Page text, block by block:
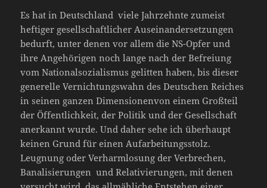
Es hat in Deutschland viele Jahrzehnte zumeist
heftiger gesellschaftlicher Auseinandersetzungen
bedurft, unter denen vor allem die NS-Opfer und
ihre Angehörigen noch lange nach der Befreiung
vom Nationalsozialismus gelitten haben, bis dieser
generelle Vernichtungswahn des Deutschen Reiches
in seinen ganzen Dimensionenvon einem Großteil
der Öffentlichkeit, der Politik und der Gesellschaft
anerkannt wurde. Und daher sehe ich überhaupt
keinen Grund für einen Aufarbeitungsstolz.
Leugnung oder Verharmlosung der Verbrechen,
Banalisierungen und Relativierungen, mit denen